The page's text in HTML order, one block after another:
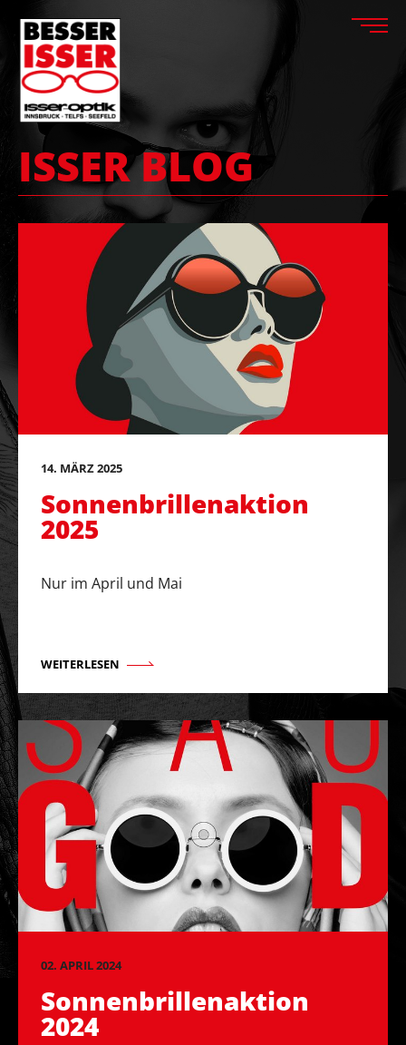
ISSER BLOG
14. MÄRZ 2025
Sonnenbrillenaktion
2025
Nur im April und Mai
WEITERLESEN
02. APRIL 2024
Sonnenbrillenaktion
2024